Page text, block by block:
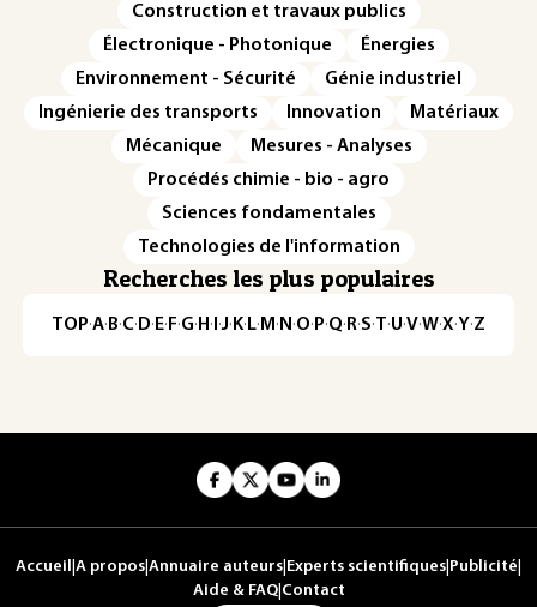
Construction et travaux publics
Électronique - Photonique
Énergies
Environnement - Sécurité
Génie industriel
Ingénierie des transports
Innovation
Matériaux
Mécanique
Mesures - Analyses
Procédés chimie - bio - agro
Sciences fondamentales
Technologies de l'information
Recherches les plus populaires
TOP·A·B·C· D· E· F·G· H · ·J· K· L· M · N ·O· P·Q· R·S·T·U·V·W·X·Y·Z
Accueil A propos Annuaire auteurs Experts scientifiques Publicité
Aide & FAQ| Contact